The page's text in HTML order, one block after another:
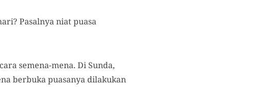
Pasalnya niat puasa
semena-mena. Di Sunda,
berbuka puasanya dilakukan